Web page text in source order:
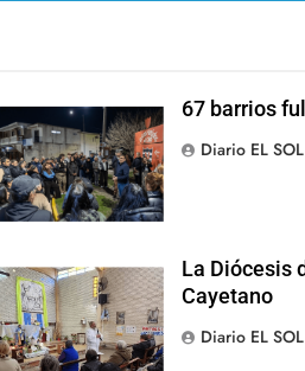
67 barrios
Diario EL SOL
La Diócesis
Cayetano
Diario EL SOL